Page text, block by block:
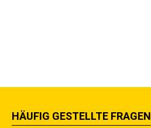
HÄUFIG GESTELLTE FRAGEN